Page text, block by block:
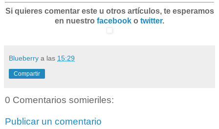
Si quieres comentar este u otros artículos, te esperamos
en nuestro facebook o twitter.
Blueberry a las 15:29
Compartir
0 Comentarios somieriles:
Publicar un comentario